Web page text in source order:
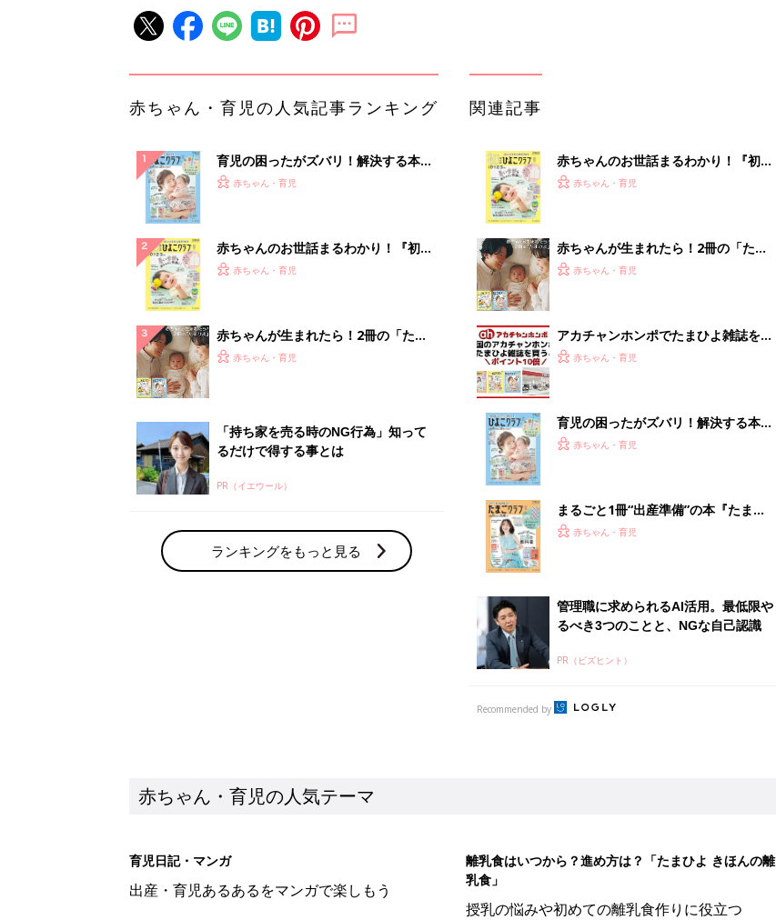
赤ちゃん・育児の人気記事ランキング
育児の困ったがズバリ！解決する本
『ひよこクラブ 夏号』 4カ月～2才
赤ちゃん・育児
赤ちゃんのお世話まるわかり！『初め
てのひよこクラブ 夏号』〈巻頭大特
赤ちゃん・育児
赤ちゃんが生まれたら！2冊の「たま
ひよ」
赤ちゃん・育児
「持ち家を売る時のNG行為」知って
るだけで得する事とは
PR（イエウール）
ランキングをもっと見る
関連記事
赤ちゃんのお世話まるわかり！『初め
てのひよこクラブ 夏号』〈巻頭大特
赤ちゃん・育児
赤ちゃんが生まれたら！2冊の「たま
ひよ」
赤ちゃん・育児
アカチャンホンポでたまひよ雑誌を買
うとポイント10倍【期間限定】
赤ちゃん・育児
育児の困ったがズバリ！解決する本
『ひよこクラブ 秋号』 4カ月～2才
赤ちゃん・育児
まるごと1冊“出産準備”の本『たまご
クラブ 夏号』〈スペシャル大特集〉
赤ちゃん・育児
管理職に求められるAI活用。最低限や
るべき3つのことと、NGな自己認識
PR（ビズヒント）
Recommended by
赤ちゃん・育児の人気テーマ
育児日記・マンガ
出産・育児あるあるをマンガで楽しもう
離乳食はいつから？進め方は？「たまひよ きほんの離
乳食」
授乳の悩みや初めての離乳食作りに役立つ